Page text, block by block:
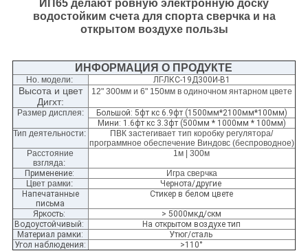
ИП65 делают ровную электронную доску
водостойким счета для спорта сверчка и на
открытом воздухе пользы
ИНФОРМАЦИЯ О ПРОДУКТЕ
Но. модели: ЛГ-ЛКС-19Д300И-В1
Высота и цвет
Дигхт:
12" 300мм и 6" 150мм в одиночном янтарном цвете
Размер дисплея:
Большой: 5фт кс 6.9фт (1500мм*2100мм*100мм)
Мини: 1.6фт кс 3.3фт (500мм * 1000мм * 100мм)
Тип деятельности:
ПВК застегивает тип коробку регулятора/
программное обеспечение Виндовс (беспроводное)
Расстояние
взгляда:
1м | 300м
Применение:
Игра сверчка
Цвет рамки:
Чернота/другие
Напечатанные
письма
Стикер в белом цвете
Яркость:
> 5000мкд/скм
Водоустойчивый:
На открытом воздухе тип
Материал рамки:
Утюг/сталь
Угол наблюдения:
>110°